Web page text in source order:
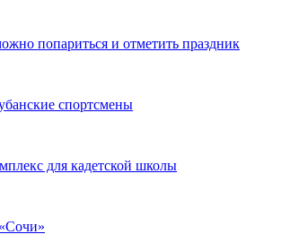
попариться и отметить праздник
спортсмены
для кадетской школы